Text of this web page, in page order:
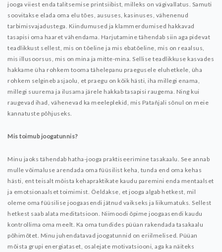
jooga viiest enda talitsemise printsiibist, milleks on vägivallatus. Samuti
soovitakse elada oma elu tões, aususes, kasinuses, vähenenud
tarbimisvajadustega. Kiindumused ja klammerdumised hakkavad
tasapisi oma haaret vähendama. Harjutamine tähendab siin aga pidevat
teadlikkust sellest, mis on tõeline ja mis ebatõeline, mis on reaalsus,
mis illusoorsus, mis on mina ja mitte-mina. Sellise teadlikkuse kasvades
hakkame üha rohkem tooma tähelepanu praegusele eluhetkele, üha
rohkem selgineb asjaolu, et praegu on kõik hästi, iha millegi enama,
millegi suurema ja ilusama järele hakkab tasapisi raugema. Ning kui
raugevad ihad, vähenevad ka meeleplekid, mis Patañjali sõnul on meie
kannatuste põhjuseks.
Mis toimub joogatunnis?
Minu jaoks tähendab hatha-jooga praktiseerimine tasakaalu. See annab
mulle võimaluse arendada oma füüsilist keha, tunda end oma kehas
hästi, ent teisalt mõista kehapraktikate kaudu paremini enda mentaalset
ja emotsionaalset toimimist. Öeldakse, et jooga algab hetkest, mil
oleme oma füüsilise joogaasendi jätnud vaikseks ja liikumatuks. Sellest
hetkest saab alata meditatsioon. Niimoodi õpime joogaasendi kaudu
kontrollima oma meelt. Ka oma tundides püüan rakendada tasakaalu
põhimõtet. Minu juhendatavad joogatunnid on eriilmelised. Püüan
mõista grupi energiataset, osalejate motivatsiooni, aga ka näiteks